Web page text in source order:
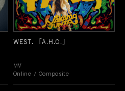
WEST. 「A.H.O.」
MV
Online
Composite